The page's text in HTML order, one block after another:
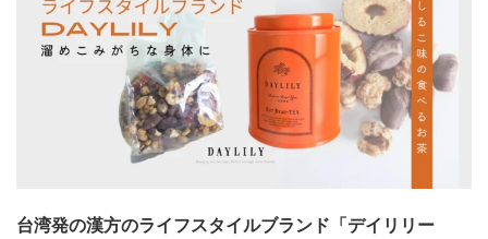
ライフスタイル
検索
台湾発の漢方のライフスタイルブランド「デイリリー